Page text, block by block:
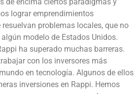
lograr emprendimientos
problemas locales, que no
modelo de Estados Unidos.
ha superado muchas barreras.
con los inversores más
en tecnología. Algunos de ellos
inversiones en Rappi. Hemos